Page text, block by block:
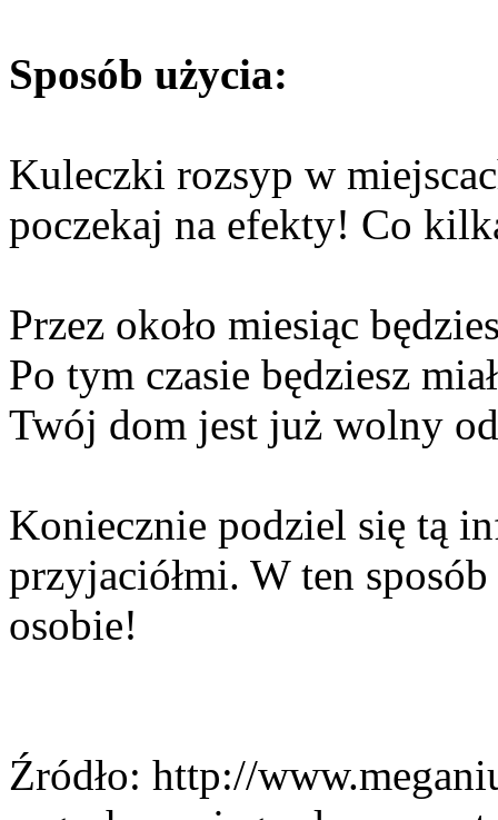
Sposób użycia:
Kuleczki rozsyp w
poczekaj na efekty! Co
Przez około miesiąc
Po tym czasie będziesz
Twój dom jest już wolny
Koniecznie podziel się tą
przyjaciółmi. W ten
osobie!
Źródło: http://